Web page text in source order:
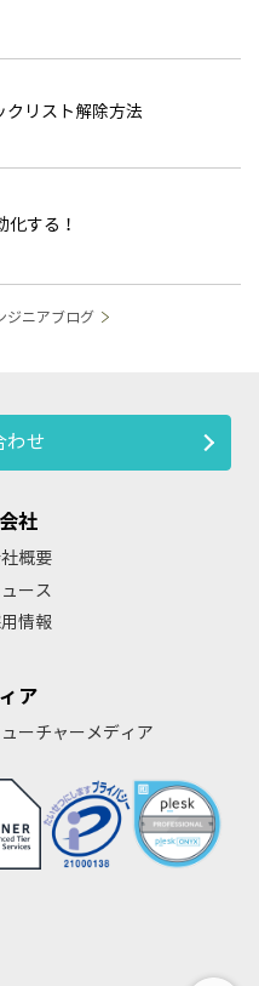
リスト解除方法
化する！
ジニアブログ
わせ
社
概要
ース
情報
ア
ーチャーメディア